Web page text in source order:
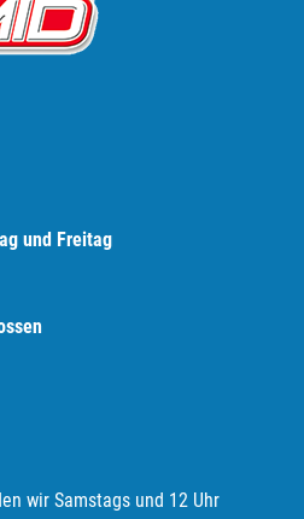
und Freitag
wir Samstags und 12 Uhr